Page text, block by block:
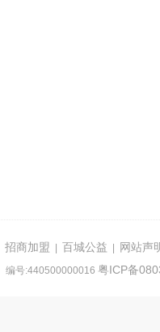
招商加盟 百城公益 网站声
编号:440500000016 粤ICP备